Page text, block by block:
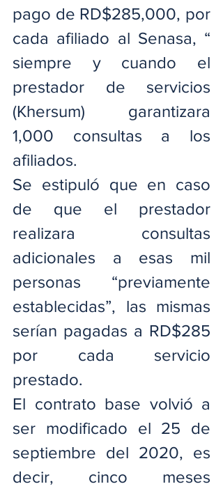
pago de RD$285,000, por
cada afiliado al Senasa, “
siempre y cuando el
prestador de servicios
(Khersum) garantizara
1,000 consultas a los
afiliados.
Se estipuló que en caso
de que el prestador
realizara consultas
adicionales a esas mil
personas “previamente
establecidas”, las mismas
serían pagadas a RD$285
por cada servicio
prestado.
El contrato base volvió a
ser modificado el 25 de
septiembre del 2020, es
decir, cinco meses